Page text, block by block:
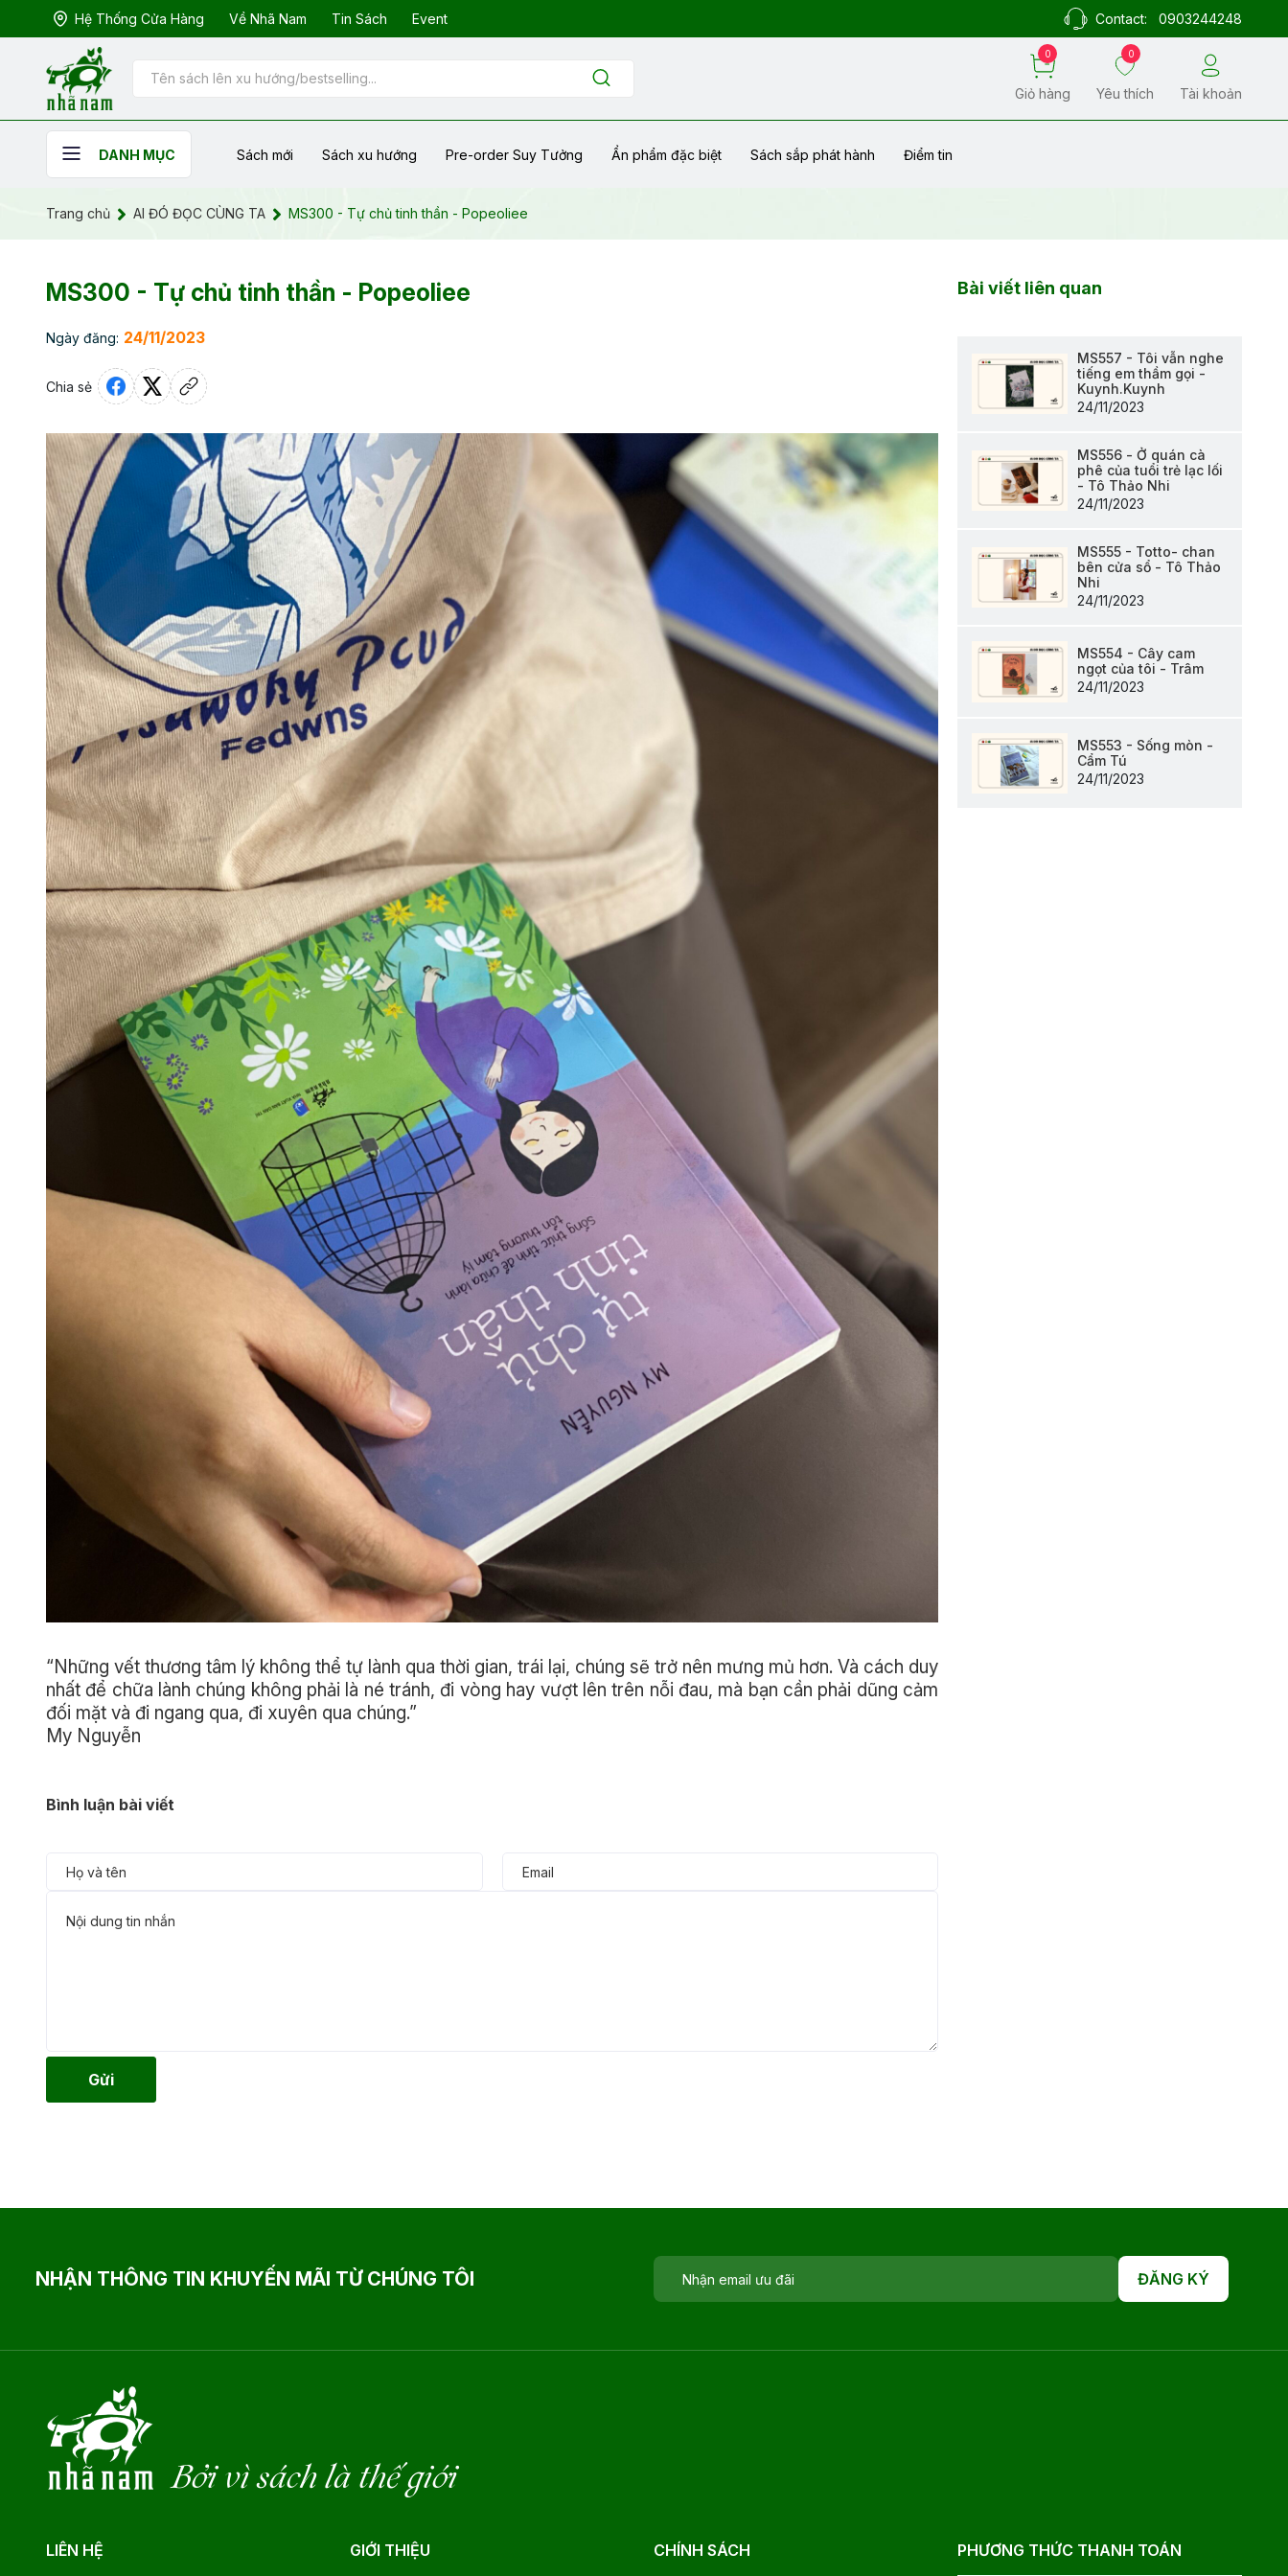
Hệ Thống Cửa Hàng Về Nhã Nam Tin Sách Event Contact: 0903244248
0
Giỏ hàng
0
Yêu thích Tài khoản
DANH MỤC Sách mới Sách xu hướng Pre-order Suy Tưởng Ẩn phẩm đặc biệt Sách sắp phát hành Điểm tin
Trang chủ AI ĐÓ ĐỌC CÙNG TA MS300 - Tự chủ tinh thần - Popeoliee
MS300 - Tự chủ tinh thần - Popeoliee
Ngày đăng: 24/11/2023
Chia sẻ
“Những vết thương tâm lý không thể tự lành qua thời gian, trái lại, chúng sẽ trở nên mưng mủ hơn. Và cách duy
nhất để chữa lành chúng không phải là né tránh, đi vòng hay vượt lên trên nỗi đau, mà bạn cần phải dũng cảm
đối mặt và đi ngang qua, đi xuyên qua chúng.”
My Nguyễn
Bài viết liên quan
MS557 - Tôi vẫn nghe
tiếng em thầm gọi -
Kuynh.Kuynh
24/11/2023
MS556 - Ở quán cà
phê của tuổi trẻ lạc lối
- Tô Thảo Nhi
24/11/2023
MS555 - Totto- chan
bên cửa sổ - Tô Thảo
Nhi
24/11/2023
MS554 - Cây cam
ngọt của tôi - Trâm
24/11/2023
MS553 - Sống mòn -
Cẩm Tú
24/11/2023
Bình luận bài viết
Gửi
NHẬN THÔNG TIN KHUYẾN MÃI TỪ CHÚNG TÔI ĐĂNG KÝ
Bởi vì sách là thế giới
LIÊN HỆ GIỚI THIỆU CHÍNH SÁCH PHƯƠNG THỨC THANH TOÁN